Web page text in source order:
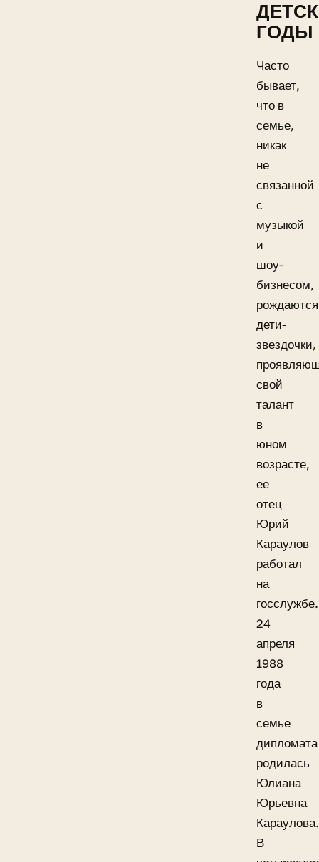
ГОДЫ
Часто
бывает,
что в
семье,
никак
не
связанной
с
музыкой
и
шоу-
бизнесом,
рождаются
дети-
звездочки,
свой
талант
в
юном
возрасте,
ее
отец
Юрий
Караулов
работал
на
госслужбе.
24
апреля
1988
года
в
семье
дипломата
родилась
Юлиана
Юрьевна
Караулова.
В